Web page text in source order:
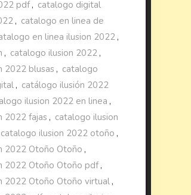
pdf, catalogo digital
, catalogo en linea de
en linea ilusion 2022 ,
, catalogo ilusion 2022 ,
2022 blusas , catalogo
, catálogo ilusión 2022
ilusion 2022 en linea ,
2022 fajas , catalogo ilusion
catalogo ilusion 2022 otoño ,
2022 Otoño Otoño ,
2022 Otoño Otoño pdf,
2022 Otoño Otoño virtual,